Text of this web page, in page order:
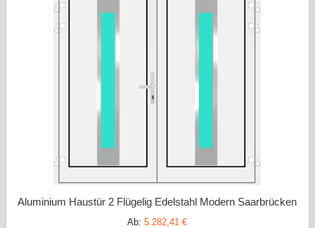
Aluminium Haustür 2 Flügelig Edelstahl Modern Saarbrücken
Ab:5.282,41 €